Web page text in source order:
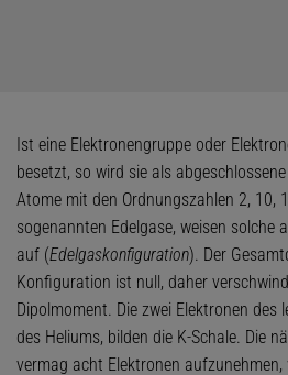
Ist eine Elektronengruppe oder
besetzt, so wird sie als
Atome mit den Ordnungszahlen 2, 10,
sogenannten Edelgase, weisen solche
auf (Edelgaskonfiguration). Der
Konfiguration ist null, daher
Dipolmoment. Die zwei Elektronen des
des Heliums, bilden die K-Schale. Die
vermag acht Elektronen aufzunehmen,